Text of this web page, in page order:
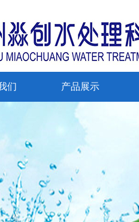
们 产品展示